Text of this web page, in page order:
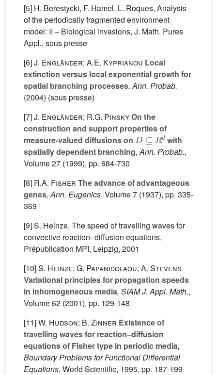
[5] H. Berestycki, F. Hamel, L. Roques, Analysis
of the periodically fragmented environment
model: II – Biological invasions, J. Math. Pures
Appl., sous presse
[6]J. Engländer; A.E. Kyprianou Local
extinction versus local exponential growth for
spatial branching processes, Ann. Probab.
(2004) (sous presse)
[7]J. Engländer; R.G. PinskyOn the
construction and support properties of
measure-valued diffusions on
D⊆Rd
with
spatially dependent branching, Ann. Probab.,
Volume 27 (1999), pp. 684-730
[8] R.A. Fisher The advance of advantageous
genes, Ann. Eugenics, Volume 7 (1937), pp. 335-
369
[9] S. Heinze, The speed of travelling waves for
convective reaction–diffusion equations,
Prépublication MPI, Leipzig, 2001
[10]S. Heinze; G. Papanicolaou; A. Stevens
Variational principles for propagation speeds
in inhomogeneous media, SIAM J. Appl. Math.,
Volume 62 (2001), pp. 129-148
[11]W. Hudson; B. Zinner Existence of
travelling waves for reaction–diffusion
equations of Fisher type in periodic media,
Boundary Problems for Functional Differential
Equations, World Scientific, 1995, pp. 187-199